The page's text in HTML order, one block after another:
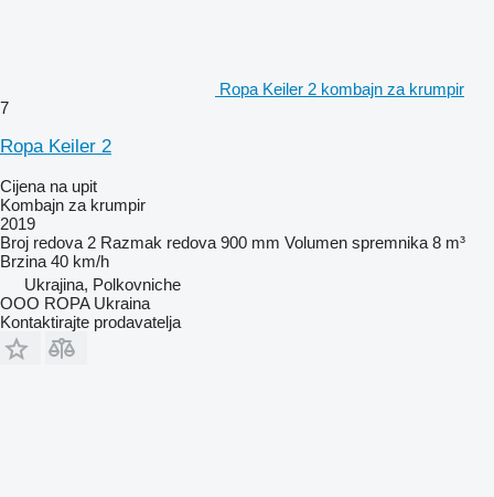
Ropa Keiler 2 kombajn za krumpir
7
Ropa Keiler 2
Cijena na upit
Kombajn za krumpir
2019
Broj redova 2 Razmak redova 900 mm Volumen spremnika 8 m³
Brzina 40 km/h
Ukrajina, Polkovniche
OOO ROPA Ukraina
Kontaktirajte prodavatelja